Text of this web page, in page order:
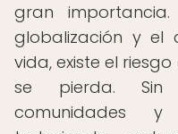
gran
globalización y el
vida, existe el
se pierda. Sin
comunidades y